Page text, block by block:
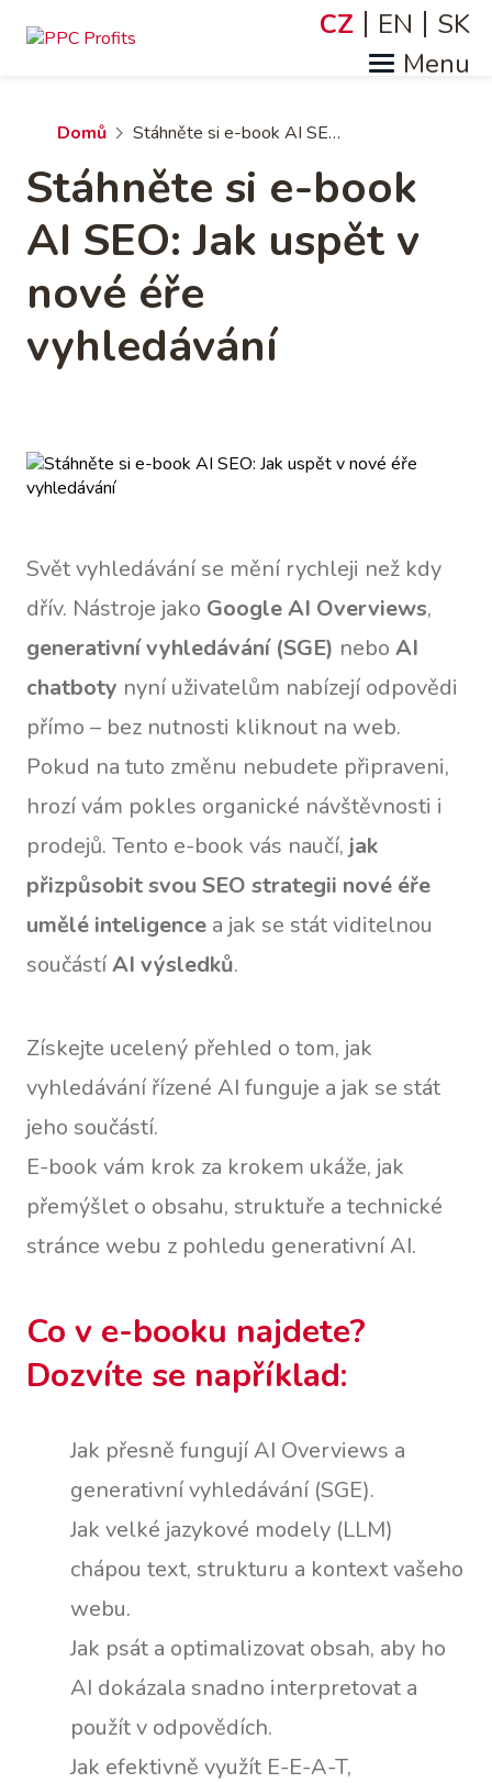
Jazyky
CZ EN SK
Drobečková
navigace
Domů Stáhněte si e-book AI SEO: Jak uspět v nové éře vyhledávání
Stáhněte si e-book
AI SEO: Jak uspět v
nové éře
vyhledávání
Svět vyhledávání se mění rychleji než kdy
dřív. Nástroje jako Google AI Overviews,
generativní vyhledávání (SGE) nebo AI
chatboty nyní uživatelům nabízejí odpovědi
přímo – bez nutnosti kliknout na web.
Pokud na tuto změnu nebudete připraveni,
hrozí vám pokles organické návštěvnosti i
prodejů. Tento e-book vás naučí, jak
přizpůsobit svou SEO strategii nové éře
umělé inteligence a jak se stát viditelnou
součástíAI výsledků.
Získejte ucelený přehled o tom, jak
vyhledávání řízené AI funguje a jak se stát
jeho součástí.
E-book vám krok za krokem ukáže, jak
přemýšlet o obsahu, struktuře a technické
stránce webu z pohledu generativní AI.
Co v e-booku najdete?
Dozvíte se například:
Jak přesně fungují AI Overviews a
generativní vyhledávání (SGE).
Jak velké jazykové modely (LLM)
chápou text, strukturu a kontext vašeho
webu.
Jak psát a optimalizovat obsah, aby ho
AI dokázala snadno interpretovat a
použít v odpovědích.
Jak efektivně využít E-E-A-T,